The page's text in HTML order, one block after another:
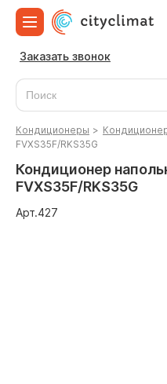
Заказать звонок
Кондиционеры >
FVXS35F/RKS35G
Кондиционер
FVXS35F/RKS35G
Арт.427